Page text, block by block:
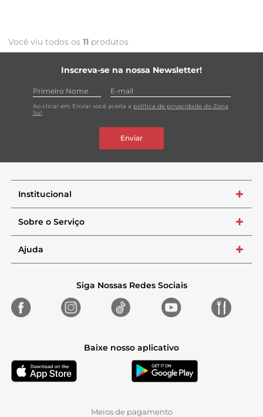
Você viu todos os 11 produtos
Inscreva-se na nossa Newsletter!
Ao clicar em Enviar você aceita a política de privacidade do Zona
Sul
Enviar
Institucional +
Sobre o Serviço +
Ajuda +
Siga Nossas Redes Sociais
Baixe nosso aplicativo
Meios de pagamento